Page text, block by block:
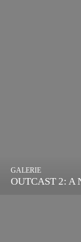
OUTCAST 2: A
GALERIE